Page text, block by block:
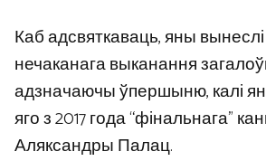
Каб адсвяткаваць, яны
нечаканага выканання
адзначаючы ўпершыню, калі
яго з 2017 года “фінальнага”
Аляксандры Палац.